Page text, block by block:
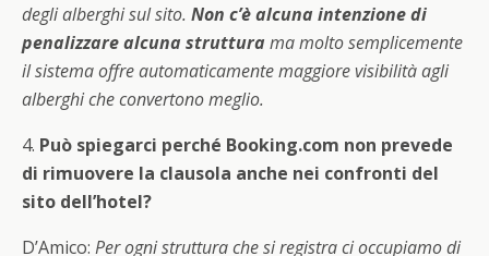
degli alberghi sul sito. Non c’è alcuna intenzione di
penalizzare alcuna struttura ma molto semplicemente
il sistema offre automaticamente maggiore visibilità agli
alberghi che convertono meglio.
4. Può spiegarci perché Booking.com non prevede
di rimuovere la clausola anche nei confronti del
sito dell’hotel?
D’Amico: Per ogni struttura che si registra ci occupiamo di